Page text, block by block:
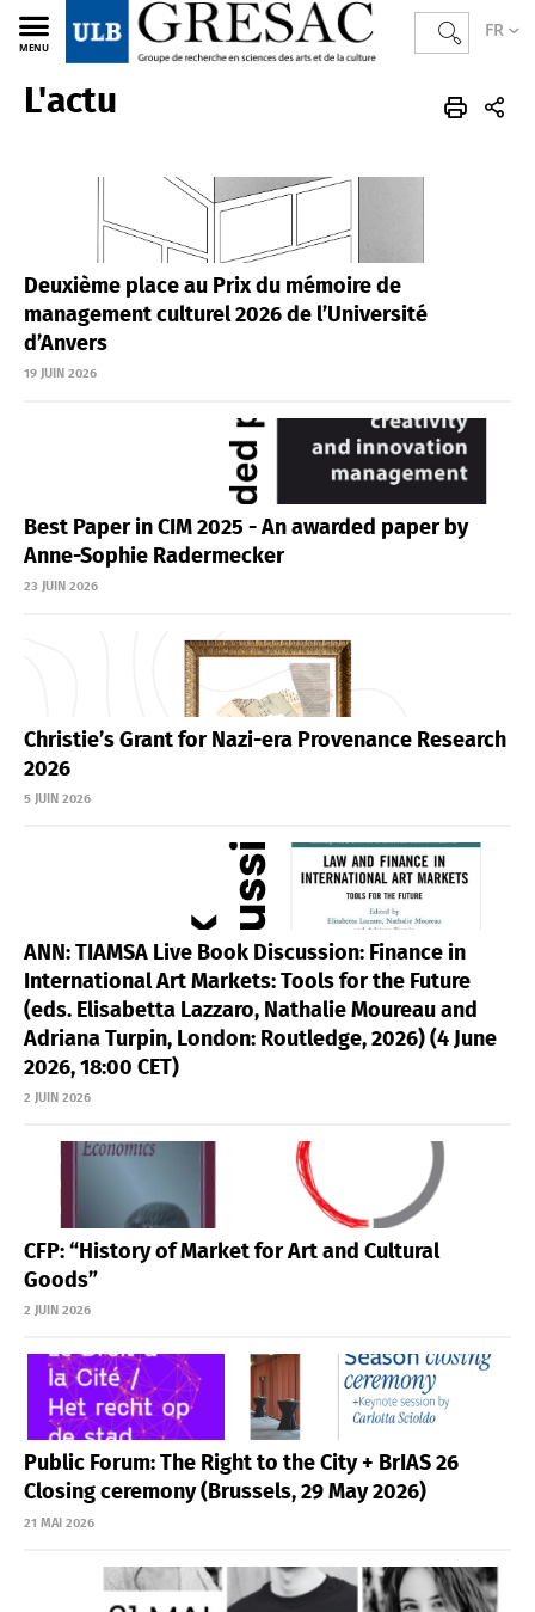
FR
MENU
GRESAC FR
L'actu
Deuxième place au Prix du mémoire de
management culturel 2026 de l’Université
d’Anvers
19 JUIN 2026
Best Paper in CIM 2025 - An awarded paper by
Anne-Sophie Radermecker
23 JUIN 2026
Christie’s Grant for Nazi-era Provenance Research
2026
5 JUIN 2026
ANN: TIAMSA Live Book Discussion: Finance in
International Art Markets: Tools for the Future
(eds. Elisabetta Lazzaro, Nathalie Moureau and
Adriana Turpin, London: Routledge, 2026) (4 June
2026, 18:00 CET)
2 JUIN 2026
CFP: “History of Market for Art and Cultural
Goods”
2 JUIN 2026
Public Forum: The Right to the City + BrIAS 26
Closing ceremony (Brussels, 29 May 2026)
21 MAI 2026